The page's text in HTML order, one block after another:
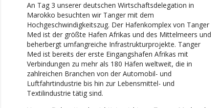
An Tag 3 unserer deutschen Wirtschaftsdelegation in
Marokko besuchten wir Tanger mit dem
Hochgeschwindigkeitszug. Der Hafenkomplex von Tanger
Med ist der größte Hafen Afrikas und des Mittelmeers und
beherbergt umfangreiche Infrastrukturprojekte. Tanger
Med ist bereits der erste Eingangshafen Afrikas mit
Verbindungen zu mehr als 180 Häfen weltweit, die in
zahlreichen Branchen von der Automobil- und
Luftfahrtindustrie bis hin zur Lebensmittel- und
Textilindustrie tätig sind.